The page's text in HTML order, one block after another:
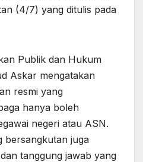
(4/7) yang ditulis pada
Publik dan Hukum
Askar mengatakan
resmi yang
hanya boleh
negeri atau ASN.
bersangkutan juga
tanggung jawab yang